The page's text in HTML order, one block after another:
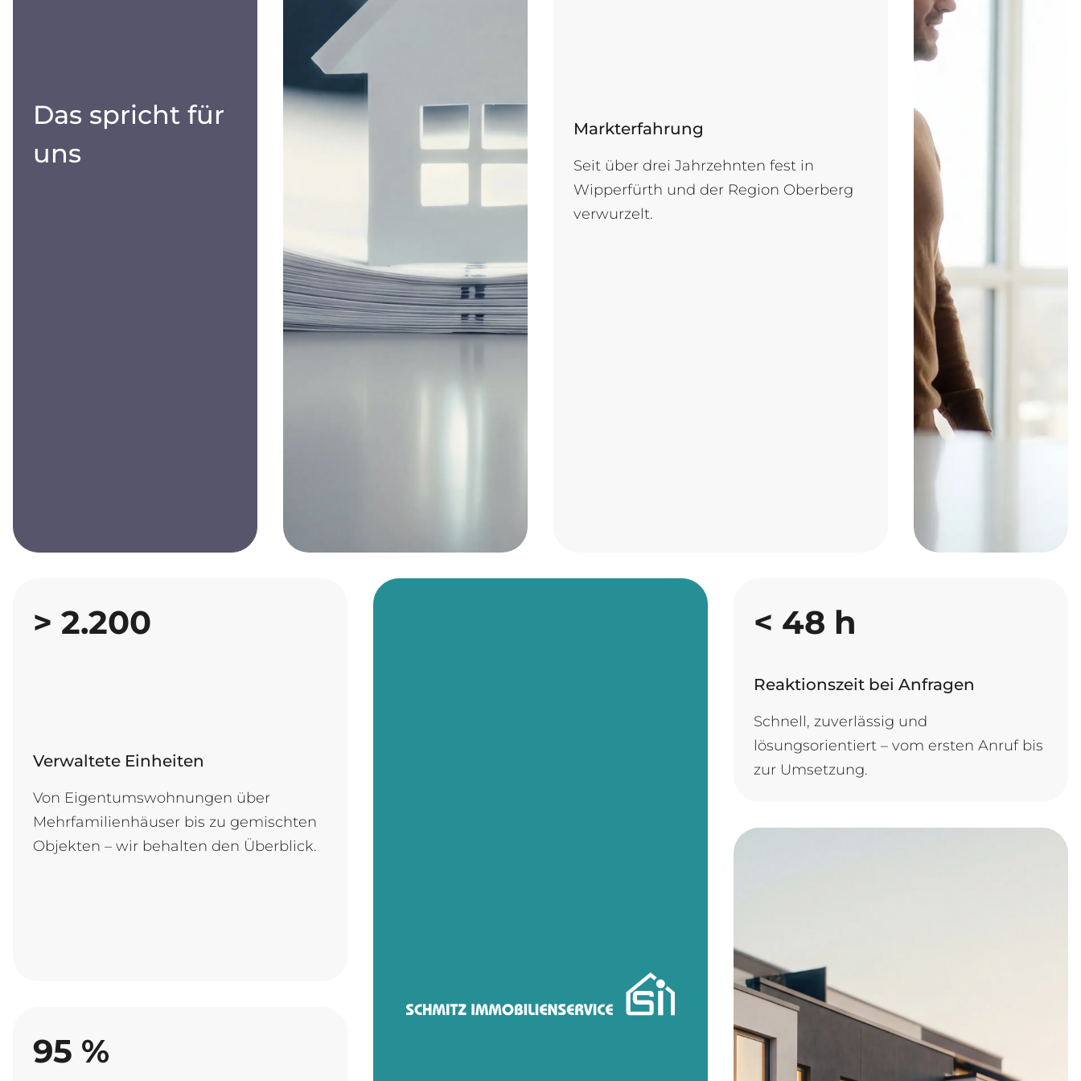
Das spricht für
uns
Markterfahrung
Seit über drei Jahrzehnten fest in
Wipperfürth und der Region Oberberg
verwurzelt.
> 2.200
Verwaltete Einheiten
Von Eigentumswohnungen über
Mehrfamilienhäuser bis zu gemischten
Objekten – wir behalten den Überblick.
95 %
< 48 h
Reaktionszeit bei Anfragen
Schnell, zuverlässig und
lösungsorientiert – vom ersten Anruf bis
zur Umsetzung.